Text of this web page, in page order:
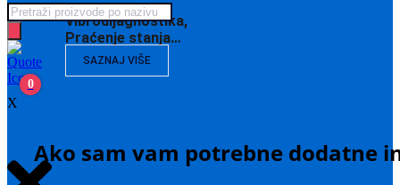
Vibrodijagnostika,
Praćenje stanja…
SAZNAJ VIŠE
Ako sam vam potrebne dodatne
Products
search
0
X